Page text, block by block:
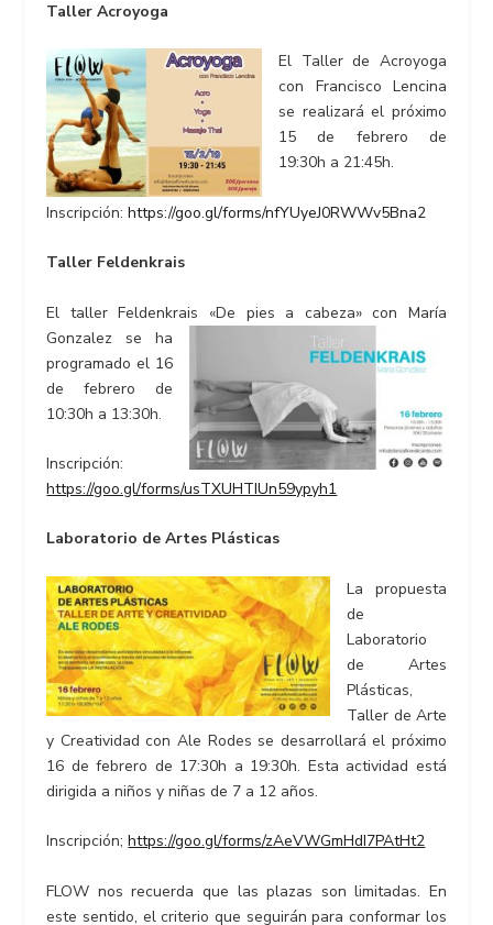
Taller Acroyoga
El Taller de Acroyoga
con Francisco Lencina
se realizará el próximo
15 de febrero de
19:30h a 21:45h.
Inscripción:https://goo.gl/forms/nfYUyeJ0RWWv5Bna2
Taller Feldenkrais
El taller Feldenkrais «De pies a cabeza» con María
Gonzalez se ha
programado el 16
de febrero de
10:30h a 13:30h.
Inscripción:
https://goo.gl/forms/usTXUHTIUn59ypyh1
Laboratorio de Artes Plásticas
La propuesta
de
Laboratorio
de Artes
Plásticas,
Taller de Arte
y Creatividad con Ale Rodes se desarrollará el próximo
16 de febrero de 17:30h a 19:30h. Esta actividad está
dirigida a niños y niñas de 7 a 12 años.
Inscripción;https://goo.gl/forms/zAeVWGmHdI7PAtHt2
FLOW nos recuerda que las plazas son limitadas. En
este sentido, el criterio que seguirán para conformar los